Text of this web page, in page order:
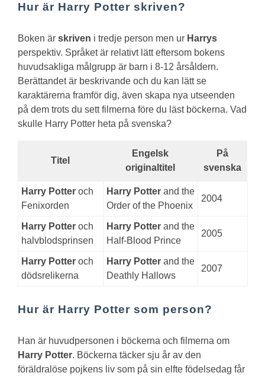
Hur är Harry Potter skriven?
Boken är skriven i tredje person men ur Harrys
perspektiv. Språket är relativt lätt eftersom bokens
huvudsakliga målgrupp är barn i 8-12 årsåldern.
Berättandet är beskrivande och du kan lätt se
karaktärerna framför dig, även skapa nya utseenden
på dem trots du sett filmerna före du läst böckerna. Vad
skulle Harry Potter heta på svenska?
Titel
Engelsk
originaltitel
På
svenska
Harry Potter och
Fenixorden
Harry Potter and the
Order of the Phoenix
2004
Harry Potter och
halvblodsprinsen
Harry Potter and the
Half-Blood Prince
2005
Harry Potter och
dödsrelikerna
Harry Potter and the
Deathly Hallows
2007
Hur är Harry Potter som person?
Han är huvudpersonen i böckerna och filmerna om
Harry Potter. Böckerna täcker sju år av den
föräldralöse pojkens liv som på sin elfte födelsedag får